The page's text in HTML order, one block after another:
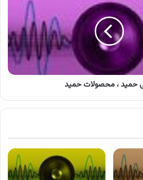
حمید ، محصولات حمید